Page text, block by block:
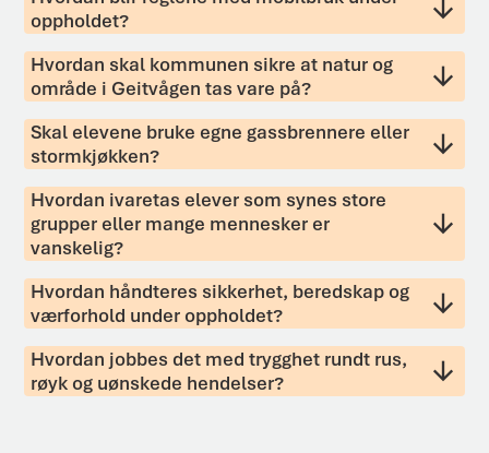
oppholdet?
Hvordan skal kommunen sikre at natur og
område i Geitvågen tas vare på?
Skal elevene bruke egne gassbrennere eller
stormkjøkken?
Hvordan ivaretas elever som synes store
grupper eller mange mennesker er
vanskelig?
Hvordan håndteres sikkerhet, beredskap og
værforhold under oppholdet?
Hvordan jobbes det med trygghet rundt rus,
røyk og uønskede hendelser?